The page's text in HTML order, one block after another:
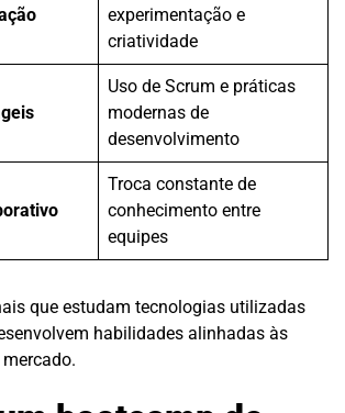
experimentação e
criatividade
Uso de Scrum e práticas
modernas de
desenvolvimento
Troca constante de
conhecimento entre
equipes
que estudam tecnologias utilizadas
habilidades alinhadas às